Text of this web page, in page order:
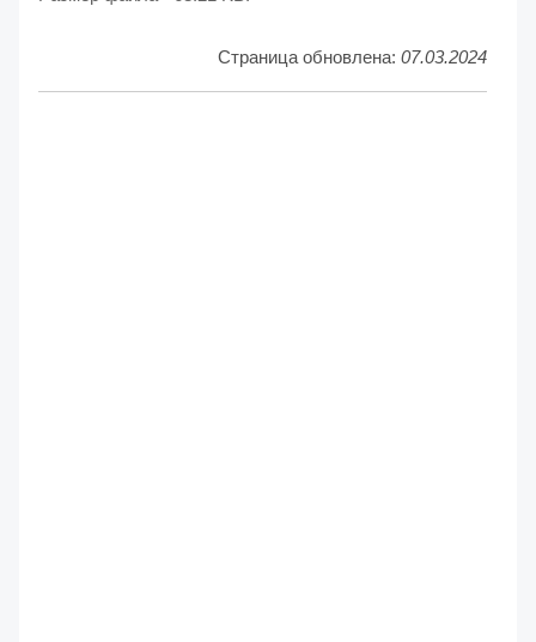
Страница обновлена: 07.03.2024